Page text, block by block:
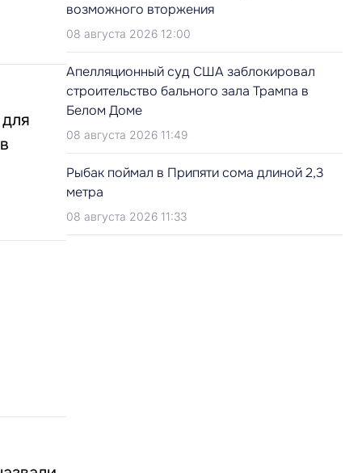
возможного вторжения
08 августа 2026 12:00
Апелляционный суд США заблокировал
строительство бального зала Трампа в
Белом Доме
08 августа 2026 11:49
Рыбак поймал в Припяти сома длиной 2,3
метра
08 августа 2026 11:33